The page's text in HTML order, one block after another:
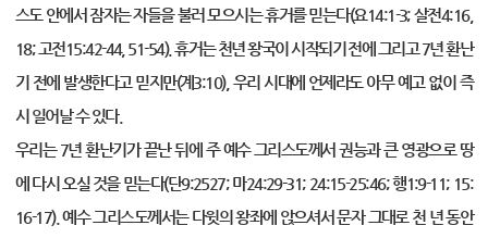
스도 안에서 잠자는 자들을 불러 모으시는 휴거를 믿는다(요14:1-3; 살전4:16,
18; 고전15:42-44, 51-54). 휴거는 천년 왕국이 시작되기 전에 그리고 7년 환난
기 전에 발생한다고 믿지만(계3:10), 우리 시대에 언제라도 아무 예고 없이 즉
시 일어날 수 있다.
우리는 7년 환난기가 끝난 뒤에 주 예수 그리스도께서 권능과 큰 영광으로 땅
에 다시 오실 것을 믿는다(단9:2527; 마24:29-31; 24:15-25:46; 행1:9-11; 15:
16-17). 예수 그리스도께서는 다윗의 왕좌에 앉으셔서 문자 그대로 천 년 동안